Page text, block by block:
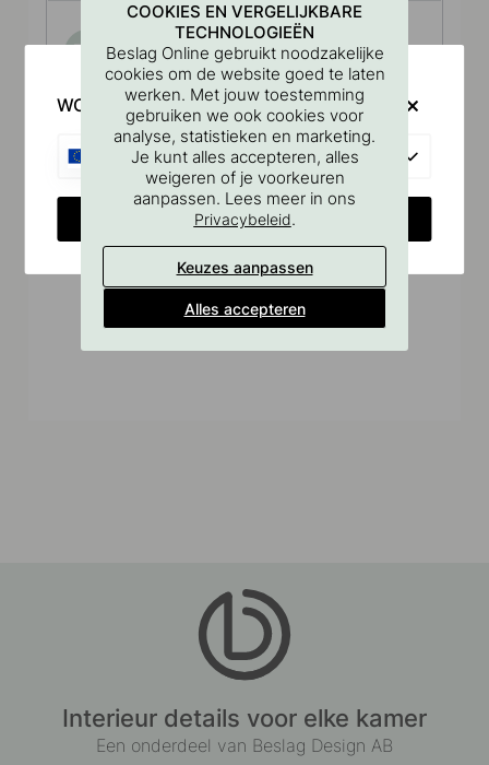
WOULD YOU RATHER VISIT?
CHANGE COUNTRY
Interieur details voor elke kamer
Een onderdeel van Beslag Design AB
COOKIES EN VERGELIJKBARE
TECHNOLOGIEËN
Beslag Online gebruikt noodzakelijke
cookies om de website goed te laten
werken. Met jouw toestemming
gebruiken we ook cookies voor
analyse, statistieken en marketing.
Je kunt alles accepteren, alles
weigeren of je voorkeuren
aanpassen. Lees meer in ons
Privacybeleid.
Keuzes aanpassen
Alles accepteren